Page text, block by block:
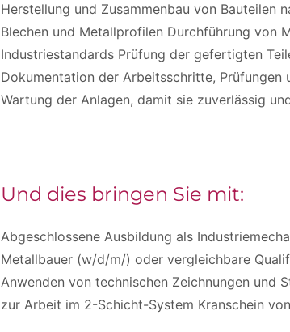
Herstellung und Zusammenbau von Bauteilen
Blechen und Metallprofilen Durchführung von
Industriestandards Prüfung der gefertigten
Dokumentation der Arbeitsschritte, Prüfungen
Wartung der Anlagen, damit sie zuverlässig
Und dies bringen Sie mit:
Abgeschlossene Ausbildung als
Metallbauer (w/d/m/) oder vergleichbare
Anwenden von technischen Zeichnungen und
zur Arbeit im 2-Schicht-System Kranschein